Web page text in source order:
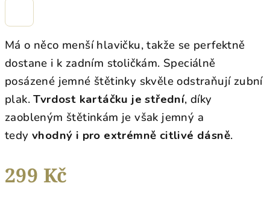
Má o něco menší hlavičku, takže se perfektně
dostane i k zadním stoličkám. Speciálně
posázené jemné štětinky skvěle odstraňují zubní
plak. Tvrdost kartáčku je střední, díky
zaobleným štětinkám je však jemný a
tedy vhodný i pro extrémně citlivé dásně.
299 Kč